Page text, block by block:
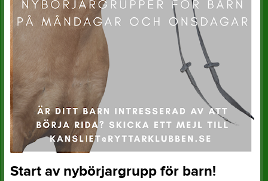
Start av nybörjargrupp för barn!